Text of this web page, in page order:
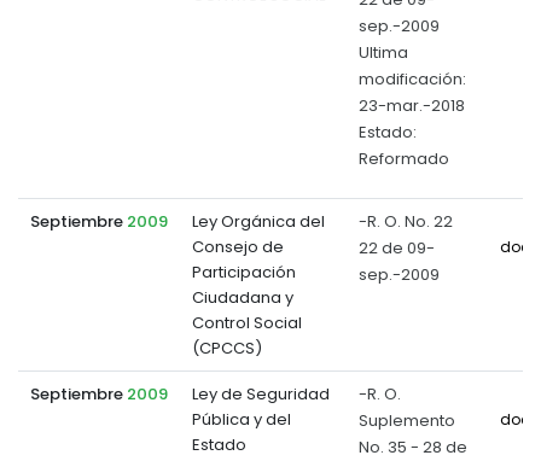
sep.-2009
Ultima
modificación:
23-mar.-2018
Estado:
Reformado
Septiembre 2009
Ley Orgánica del
Consejo de
Participación
Ciudadana y
Control Social
(CPCCS)
-R. O. No. 22
22 de 09-
sep.-2009
Septiembre 2009
Ley de Seguridad
Pública y del
Estado
-R. O.
Suplemento
No. 35 - 28 de